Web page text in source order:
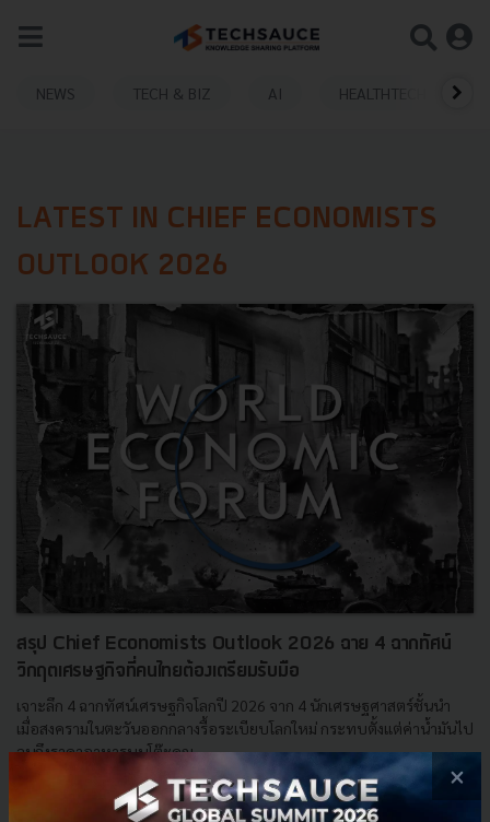
NEWS TECH & BIZ AI HEALTHTECH
LATEST IN CHIEF ECONOMISTS
OUTLOOK 2026
สรุป Chief Economists Outlook 2026 ฉาย 4 ฉากทัศน์
วิกฤตเศรษฐกิจที่คนไทยต้องเตรียมรับมือ
เจาะลึก 4 ฉากทัศน์เศรษฐกิจโลกปี 2026 จาก 4 นักเศรษฐศาสตร์ชั้นนำ
เมื่อสงครามในตะวันออกกลางรื้อระเบียบโลกใหม่ กระทบตั้งแต่ค่าน้ำมันไป
จนถึงราคาอาหารบนโต๊ะคุณ...
| ByTechsauce Team
×